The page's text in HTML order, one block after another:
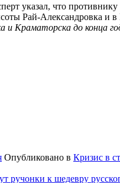
указал, что
Рай-Александровка и
и Краматорска до конца
Опубликовано в Кризис в